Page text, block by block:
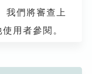
我們將審查上
用者參閱。